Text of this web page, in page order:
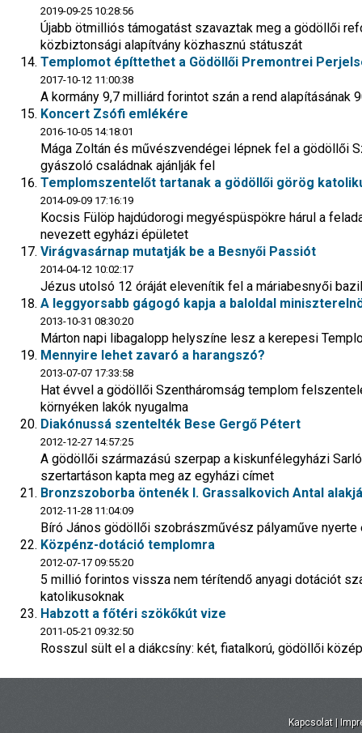
2019-09-25 10:28:56
Újabb ötmilliós támogatást szavaztak meg a gödöllői
közbiztonsági alapítvány közhasznú státuszát
Templomot építtethet a Gödöllői Premontrei
2017-10-12 11:00:38
A kormány 9,7 milliárd forintot szán a rend
Koncert Zsófi emlékére
2016-10-05 14:18:01
Mága Zoltán és művészvendégei lépnek fel a gödöllői
gyászoló családnak ajánlják fel
Templomszentelőt tartanak a gödöllői görög
2014-09-09 17:16:19
Kocsis Fülöp hajdúdorogi megyéspüspökre hárul a
nevezett egyházi épületet
Virágvasárnap mutatják be a Besnyői Passiót
2014-04-12 10:02:17
Jézus utolsó 12 óráját elevenítik fel a máriabesnyői
A leggyorsabb gágogó kapja a baloldal
2013-10-31 08:30:20
Márton napi libagalopp helyszíne lesz a kerepesi
Mennyire lehet zavaró a harangszó?
2013-07-07 17:33:58
Hat évvel a gödöllői Szentháromság templom
környéken lakók nyugalma
Diakónussá szentelték Bese Gergő Pétert
2012-12-27 14:57:25
A gödöllői származású szerpap a kiskunfélegyházi
szertartáson kapta meg az egyházi címet
Bronzszoborba öntenék I. Grassalkovich Antal
2012-11-28 11:04:09
Bíró János gödöllői szobrászművész pályaműve
Közpénz-dotáció templomra
2012-07-17 09:55:20
5 millió forintos vissza nem térítendő anyagi dotációt
katolikusoknak
Habzott a főtéri szökőkút vize
2011-05-21 09:32:50
Rosszul sült el a diákcsíny: két, fiatalkorú, gödöllői
Kapcsolat |